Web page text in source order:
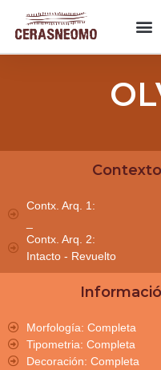
Contx. Arq. 1:
Contx. Arq. 2:
Intacto - Revuelto
Morfología: Completa
Tipometria: Completa
Decoración: Completa